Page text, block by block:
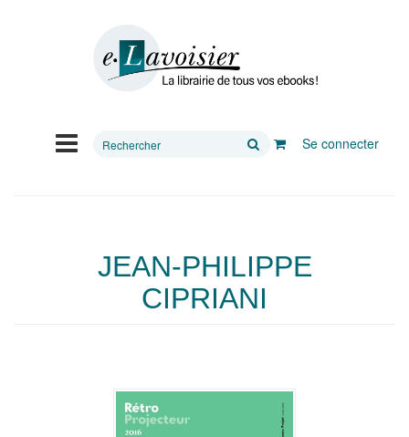
Rechercher
Se connecter
JEAN-PHILIPPE
CIPRIANI